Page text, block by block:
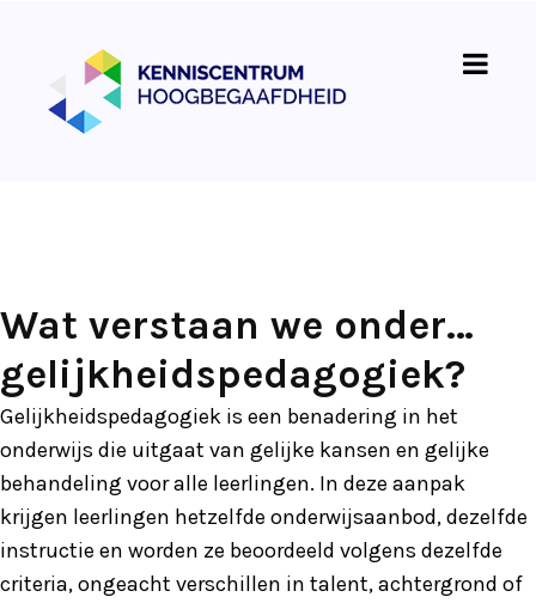
Wat verstaan we onder…
gelijkheidspedagogiek?
Gelijkheidspedagogiek is een benadering in het
onderwijs die uitgaat van gelijke kansen en gelijke
behandeling voor alle leerlingen. In deze aanpak
krijgen leerlingen hetzelfde onderwijsaanbod, dezelfde
instructie en worden ze beoordeeld volgens dezelfde
criteria, ongeacht verschillen in talent, achtergrond of